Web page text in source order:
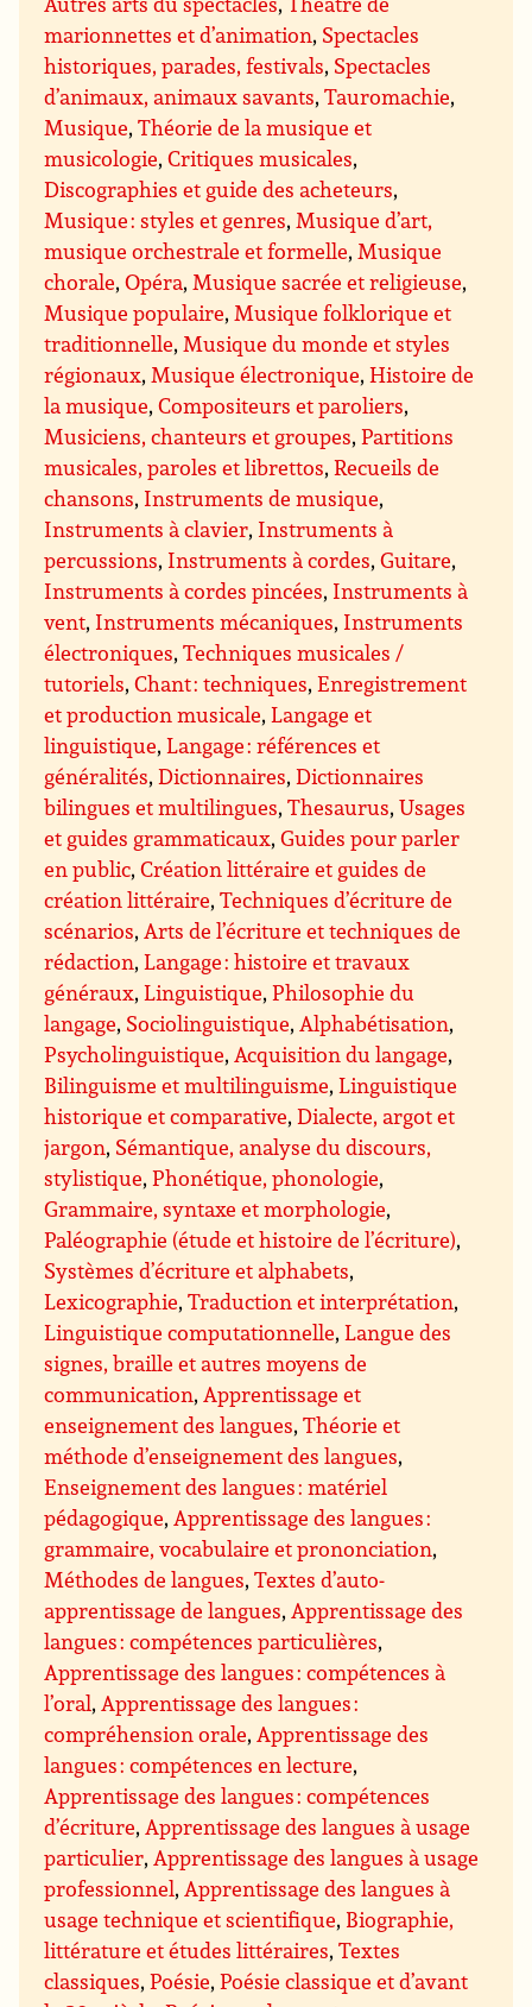
marionnettes et d’animation, Spectacles
historiques, parades, festivals, Spectacles
d’animaux, animaux savants,Tauromachie,
Musique,Théorie de la musique et
musicologie,Critiques musicales,
Discographies et guide des acheteurs,
Musique : styles et genres,Musique d’art,
musique orchestrale et formelle,Musique
chorale,Opéra,Musique sacrée et religieuse,
Musique populaire,Musique folklorique et
traditionnelle,Musique du monde et styles
régionaux,Musique électronique,Histoire de
la musique,Compositeurs et paroliers,
Musiciens, chanteurs et groupes,Partitions
musicales, paroles et librettos,Recueils de
chansons, Instruments de musique,
Instruments à clavier, Instruments à
percussions, Instruments à cordes,Guitare,
Instruments à cordes pincées, Instruments à
vent, Instruments mécaniques, Instruments
électroniques,Techniques musicales /
tutoriels,Chant : techniques,Enregistrement
et production musicale,Langage et
linguistique,Langage : références et
généralités,Dictionnaires,Dictionnaires
bilingues et multilingues,Thesaurus,Usages
et guides grammaticaux,Guides pour parler
en public,Création littéraire et guides de
création littéraire,Techniques d’écriture de
scénarios,Arts de l’écriture et techniques de
rédaction,Langage : histoire et travaux
généraux,Linguistique,Philosophie du
langage, Sociolinguistique,Alphabétisation,
Psycholinguistique,Acquisition du langage,
Bilinguisme et multilinguisme,Linguistique
historique et comparative,Dialecte, argot et
jargon, Sémantique, analyse du discours,
stylistique,Phonétique, phonologie,
Grammaire, syntaxe et morphologie,
Paléographie (étude et histoire de l’écriture),
Systèmes d’écriture et alphabets,
Lexicographie,Traduction et interprétation,
Linguistique computationnelle,Langue des
signes, braille et autres moyens de
communication,Apprentissage et
enseignement des langues,Théorie et
méthode d’enseignement des langues,
Enseignement des langues : matériel
pédagogique,Apprentissage des langues :
grammaire, vocabulaire et prononciation,
Méthodes de langues,Textes d’auto-
apprentissage de langues,Apprentissage des
langues : compétences particulières,
Apprentissage des langues : compétences à
l’oral,Apprentissage des langues :
compréhension orale,Apprentissage des
langues : compétences en lecture,
Apprentissage des langues : compétences
d’écriture,Apprentissage des langues à usage
particulier,Apprentissage des langues à usage
professionnel,Apprentissage des langues à
usage technique et scientifique, Biographie,
littérature et études littéraires,Textes
classiques,Poésie,Poésie classique et d’avant